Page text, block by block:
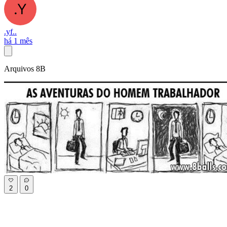
.yf..
há 1 mês
Arquivos 8B
2 0